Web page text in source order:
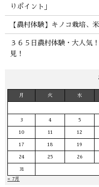
りポイント」
【農村体験】キノコ栽培、
３６５日農村体験・大人気
見！
月 火 水
3 4 5
10 11 12
17 18 19
24 25 26
31
« 7月